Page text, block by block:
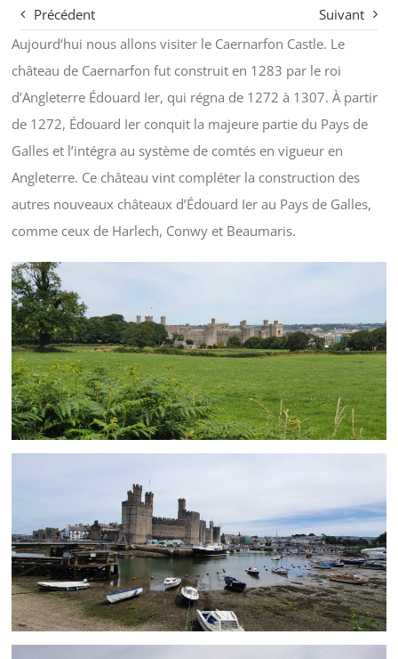
Précédent
Suivant
Aujourd’hui nous allons visiter le Caernarfon Castle. Le
château de Caernarfon fut construit en 1283 par le roi
d’Angleterre Édouard Ier, qui régna de 1272 à 1307. À partir
de 1272, Édouard Ier conquit la majeure partie du Pays de
Galles et l’intégra au système de comtés en vigueur en
Angleterre. Ce château vint compléter la construction des
autres nouveaux châteaux d’Édouard Ier au Pays de Galles,
comme ceux de Harlech, Conwy et Beaumaris.